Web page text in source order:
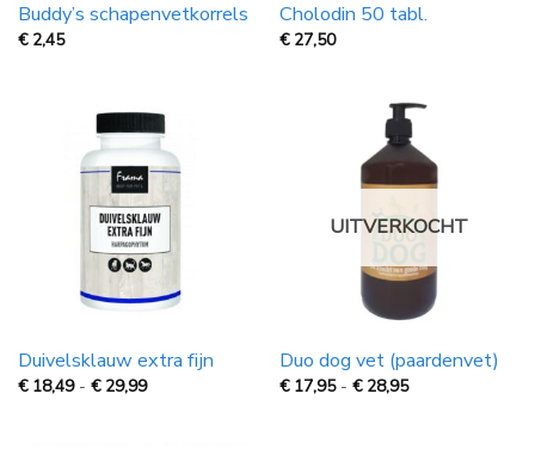
Buddy’s schapenvetkorrels
€ 2,45
Cholodin 50 tabl.
€ 27,50
Duivelsklauw extra fijn
€ 18,49 - € 29,99Prijsklasse:
UITVERKOCHT
Duo dog vet (paardenvet)
€ 17,95 - € 28,95Prijsklasse: